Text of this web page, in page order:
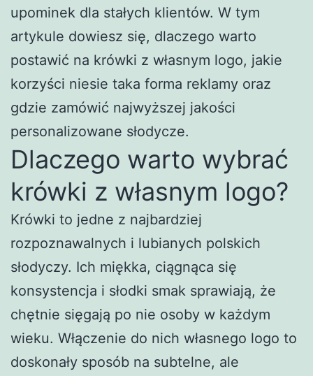
upominek dla stałych klientów. W tym
artykule dowiesz się, dlaczego warto
postawić na krówki z własnym logo, jakie
korzyści niesie taka forma reklamy oraz
gdzie zamówić najwyższej jakości
personalizowane słodycze.
Dlaczego warto wybrać
krówki z własnym logo?
Krówki to jedne z najbardziej
rozpoznawalnych i lubianych polskich
słodyczy. Ich miękka, ciągnąca się
konsystencja i słodki smak sprawiają, że
chętnie sięgają po nie osoby w każdym
wieku. Włączenie do nich własnego logo to
doskonały sposób na subtelne, ale